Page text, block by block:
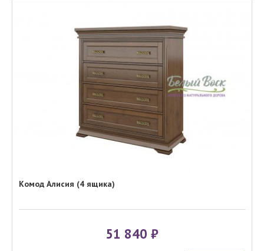
Комод Алисия (4 ящика)
51 840